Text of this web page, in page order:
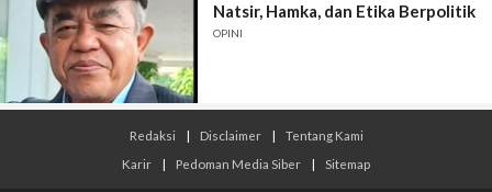
Natsir, Hamka, dan Etika Berpolitik
OPINI
Redaksi | Disclaimer |
Tentang Kami
Karir
| Pedoman Media Siber | Sitemap